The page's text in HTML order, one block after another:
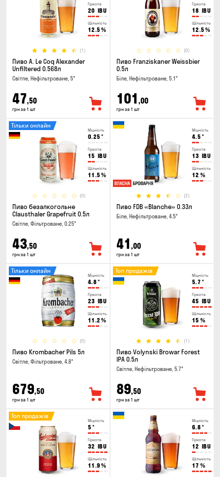
Гіркота
20 IBU
Щільність
12.5 %
(1)
Пиво A. Le Coq Alexander
Unfiltered 0.568л
Світле, Нефільтроване, 5°
47,50
грн за 1 шт
Гіркота
18 IBU
Щільність
12.5 %
(0)
Пиво Franziskaner Weissbier
0.5л
Біле, Нефільтроване, 5.1°
101 ,00
грн за 1 шт
Міцність
0.25 °
Гіркота
15 IBU
Щільність
11.5 %
(0)
Тільки онлайн
Пиво безалкогольне
Clausthaler Grapefruit 0.5л
Світле, Фільтроване, 0.25°
43,50
грн за 1 шт
Міцність
4.5 °
Гіркота
13 IBU
Щільність
12 %
(2)
Пиво FDB «Blanche» 0.33л
Біле, Нефільтроване, 4.5°
41 ,00
грн за 1 шт
Міцність
4.8 °
Гіркота
23 IBU
Щільність
11.2 %
(0)
Тільки онлайн
Пиво Krombacher Pils 5л
Світле, Фільтроване, 4.8°
679,50
грн за 1 шт
Міцність
5.7 °
Гіркота
45 IBU
Щільність
15 %
(1)
Топ продажів
Пиво Volynski Browar Forest
IPA 0.5л
Світле, Нефільтроване, 5.7°
89,50
грн за 1 шт
Міцність
5 °
Гіркота
32 IBU
Щільність
11.9 %
Топ продажів
Міцність
6.8 °
Гіркота
12 IBU
Щільність
17 %